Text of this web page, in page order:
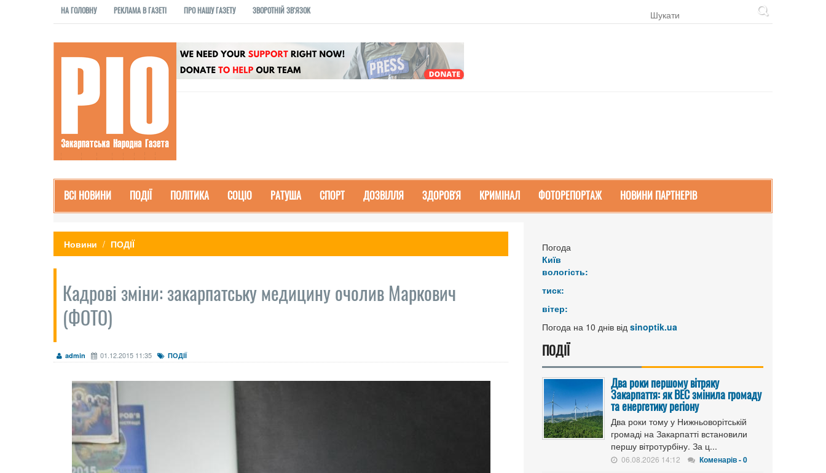
НА ГОЛОВНУ РЕКЛАМА В ГАЗЕТІ ПРО НАШУ ГАЗЕТУ ЗВОРОТНІЙ ЗВ'ЯЗОК
ВСІ НОВИНИ ПОДІЇ ПОЛІТИКА СОЦІО РАТУША СПОРТ ДОЗВІЛЛЯ ЗДОРОВ'Я КРИМІНАЛ ФОТОРЕПОРТАЖ НОВИНИ ПАРТНЕРІВ
Новини ПОДІЇ
Кадрові зміни: закарпатську медицину очолив Маркович
(ФОТО)
admin 01.12.2015 11:35 ПОДІЇ
Погода
Київ
вологість:
тиск:
вітер:
Погода на 10 днів від sinoptik.ua
ПОДІЇ
Два роки першому вітряку
Закарпаття: як ВЕС змінила громаду
та енергетику регіону
Два роки тому у Нижньоворітській
громаді на Закарпатті встановили
першу вітротурбіну. За ц...
06.08.2026 14:12 Коменарів - 0